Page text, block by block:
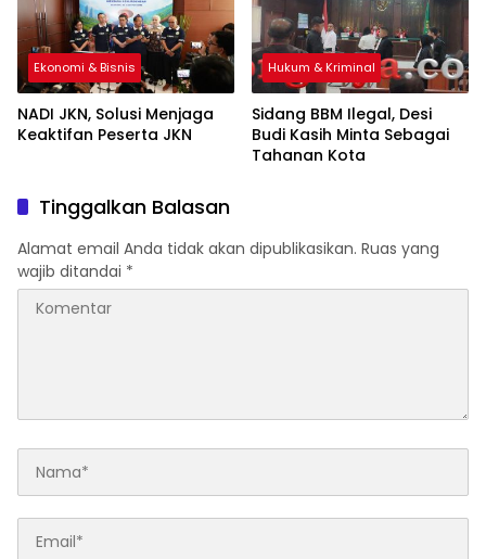
Ekonomi & Bisnis
NADI JKN, Solusi Menjaga
Keaktifan Peserta JKN
Hukum & Kriminal
Sidang BBM Ilegal, Desi
Budi Kasih Minta Sebagai
Tahanan Kota
Tinggalkan Balasan
Alamat email Anda tidak akan dipublikasikan. Ruas yang
wajib ditandai *